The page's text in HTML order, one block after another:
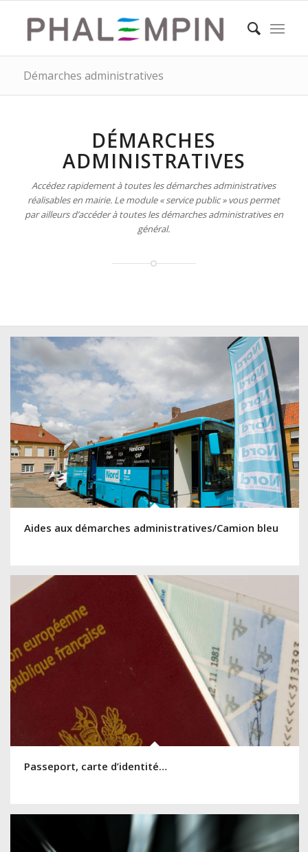
Démarches administratives
DÉMARCHES
ADMINISTRATIVES
Accédez rapidement à toutes les démarches administratives
réalisables en mairie. Le module « service public » vous permet
par ailleurs d’accéder à toutes les démarches administratives en
général.
Aides aux démarches administratives/Camion bleu
Passeport, carte d’identité…